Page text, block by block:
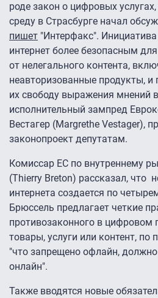
роде закон о цифровых
среду в Страсбурге начал
пишет "Интерфакс".
интернет более безопасным
от нелегального контента,
неавторизованные продукты, и
их свободу выражения мнений
исполнительный зампред
Вестагер (Margrethe Vestager),
законопроект депутатам.
Комиссар ЕС по внутреннему
(Thierry Breton) рассказал, что
интернета создается по
Брюссель предлагает четкие
противозаконного в цифровом
товары, услуги или контент, по
"что запрещено офлайн,
онлайн".
Также вводятся новые